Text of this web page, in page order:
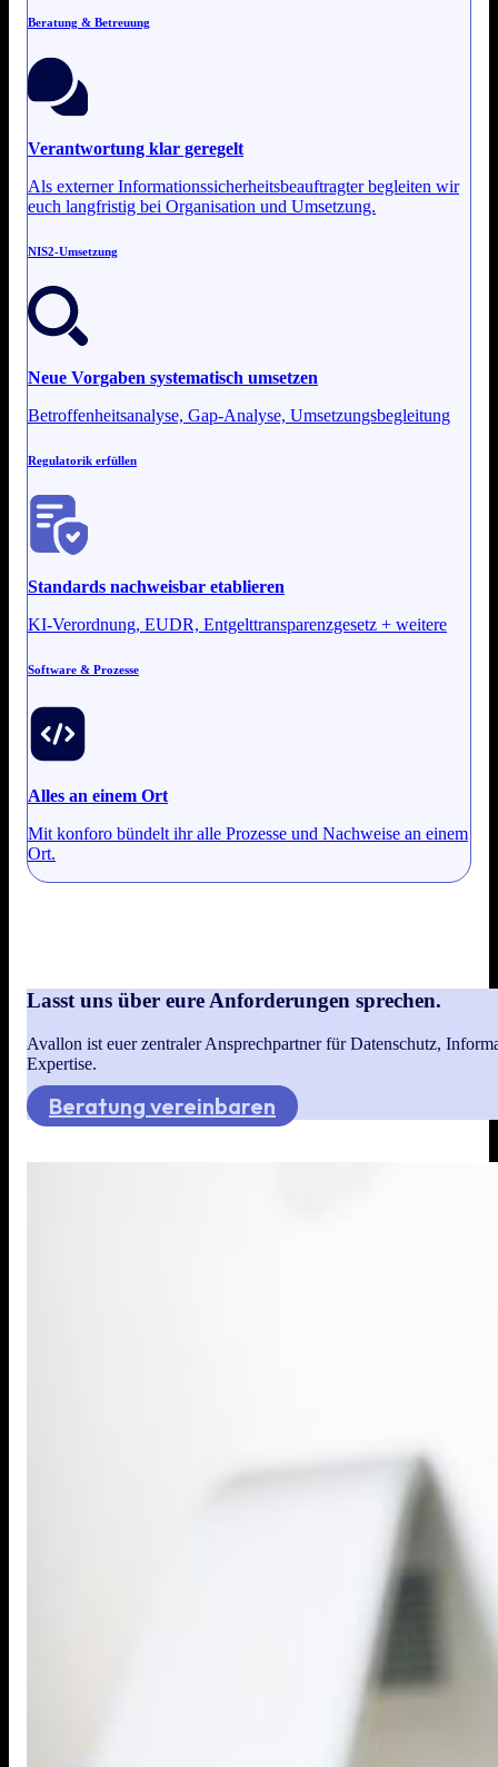
Beratung & Betreuung
Verantwortung klar geregelt
Als externer Informationssicherheitsbeauftragter begleiten wir
euch langfristig bei Organisation und Umsetzung.
NIS2-Umsetzung
Neue Vorgaben systematisch umsetzen
Betroffenheitsanalyse, Gap-Analyse, Umsetzungsbegleitung
Regulatorik erfüllen
Standards nachweisbar etablieren
KI-Verordnung, EUDR, Entgelttransparenzgesetz + weitere
Software & Prozesse
Alles an einem Ort
Mit konforo bündelt ihr alle Prozesse und Nachweise an einem
Ort.
Lasst uns über eure Anforderungen sprechen.
Avallon ist euer zentraler Ansprechpartner für Datenschutz,
Expertise.
Beratung vereinbaren